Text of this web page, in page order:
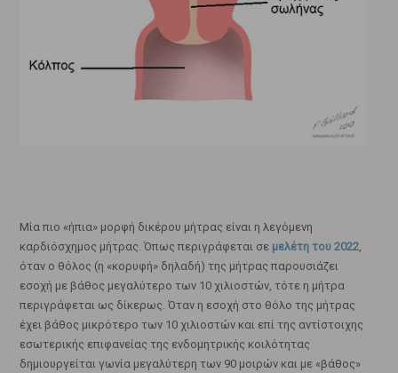
Μία πιο «ήπια» μορφή δικέρου μήτρας είναι η λεγόμενη
καρδιόσχημος μήτρας. Όπως περιγράφεται σε μελέτη του 2022,
όταν ο θόλος (η «κορυφή» δηλαδή) της μήτρας παρουσιάζει
εσοχή με βάθος μεγαλύτερο των 10 χιλιοστών, τότε η μήτρα
περιγράφεται ως δίκερως. Όταν η εσοχή στο θόλο της μήτρας
έχει βάθος μικρότερο των 10 χιλιοστών και επί της αντίστοιχης
εσωτερικής επιφανείας της ενδομητρικής κοιλότητας
δημιουργείται γωνία μεγαλύτερη των 90 μοιρών και με «βάθος»